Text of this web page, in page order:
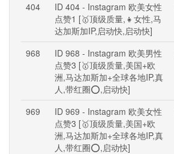
404
ID 404 - Instagram 欧美女性
点赞1 [🥇顶级质量,👧女性,马
达加斯加IP,启动快,启动快]
968
ID 968 - Instagram 欧美男性
点赞3 [🥇顶级质量,美国+欧
洲,马达加斯加+全球各地IP,真
人,带红圈⭕,启动快]
969
ID 969 - Instagram 欧美女性
点赞3 [🥇顶级质量,美国+欧
洲,马达加斯加+全球各地IP,真
人,带红圈⭕,启动快]